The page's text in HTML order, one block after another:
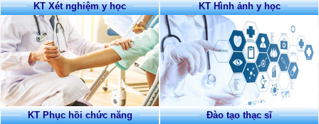
KT Xét nghiệm y học
KT Phục hồi chức năng
KT Hình ảnh y học
Đào tạo thạc sĩ